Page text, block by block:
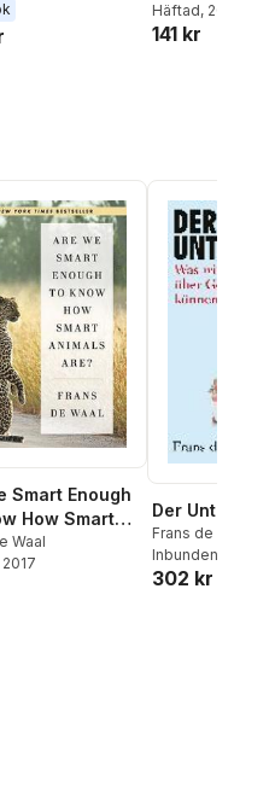
Häftad, 2019
141 kr
Smart Enough
How Smart
Are?
Waal
2017
Der
Frans de Waal
Inbunden
302 kr